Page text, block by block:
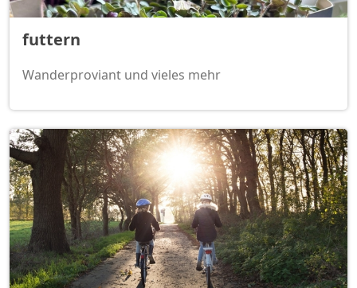
futtern
Wanderproviant und vieles mehr